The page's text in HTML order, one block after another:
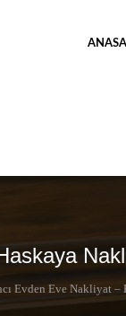
Evden Eve Nakliyat